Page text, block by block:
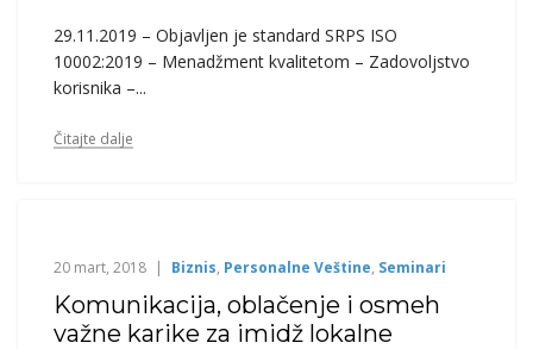
29.11.2019 – Objavljen je standard SRPS ISO
10002:2019 – Menadžment kvalitetom – Zadovoljstvo
korisnika –...
Čitajte dalje
20 mart, 2018 Biznis, Personalne Veštine, Seminari
Komunikacija, oblačenje i osmeh
važne karike za imidž lokalne